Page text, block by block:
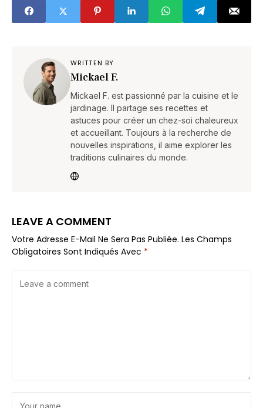
WRITTEN BY
Mickael F.
Mickael F. est passionné par la cuisine et le
jardinage. Il partage ses recettes et
astuces pour créer un chez-soi chaleureux
et accueillant. Toujours à la recherche de
nouvelles inspirations, il aime explorer les
traditions culinaires du monde.
LEAVE A COMMENT
Votre Adresse E-Mail Ne Sera Pas Publiée. Les Champs
Obligatoires Sont Indiqués Avec *